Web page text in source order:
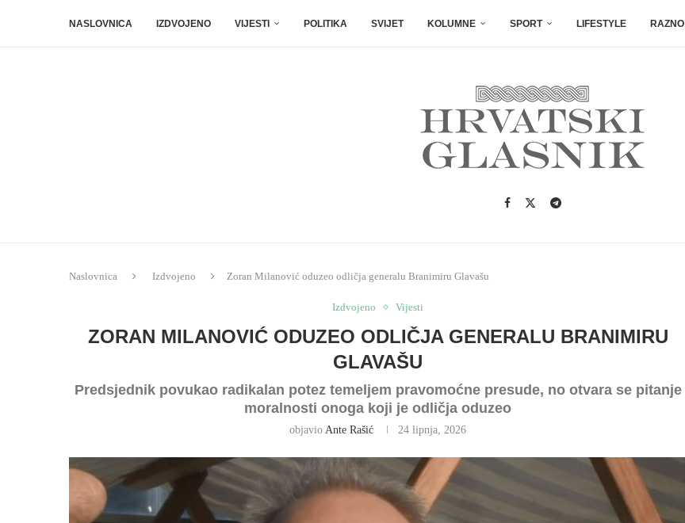
NASLOVNICA IZDVOJENO VIJESTI POLITIKA SVIJET KOLUMNE SPORT LIFESTYLE RAZNO
Naslovnica Izdvojeno Zoran Milanović oduzeo odličja generalu Branimiru Glavašu
Izdvojeno Vijesti
ZORAN MILANOVIĆ ODUZEO ODLIČJA GENERALU BRANIMIRU
GLAVAŠU
Predsjednik povukao radikalan potez temeljem pravomoćne presude, no otvara se pitanje
moralnosti onoga koji je odličja oduzeo
objavioAnte Rašić 24 lipnja, 2026